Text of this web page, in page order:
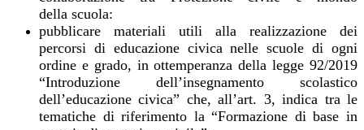
della scuola:
pubblicare materiali utili alla realizzazione dei
percorsi di educazione civica nelle scuole di ogni
ordine e grado, in ottemperanza della legge 92/2019
“Introduzione dell’insegnamento scolastico
dell’educazione civica” che, all’art. 3, indica tra le
tematiche di riferimento la “Formazione di base in